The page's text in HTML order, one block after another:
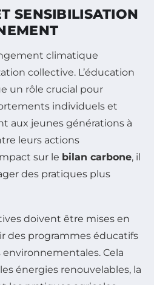
SENSIBILISATION
climatique
collective. L’éducation
un rôle crucial pour
individuels et
aux jeunes générations à
leurs actions
sur le bilan carbone, il
des pratiques plus
doivent être mises en
des programmes éducatifs
Cela
énergies renouvelables, la